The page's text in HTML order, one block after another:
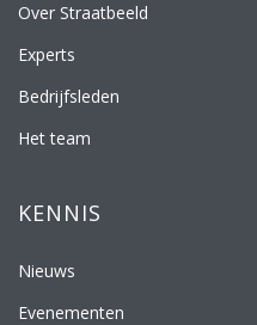
Over Straatbeeld
Experts
Bedrijfsleden
Het team
KENNIS
Nieuws
Evenementen